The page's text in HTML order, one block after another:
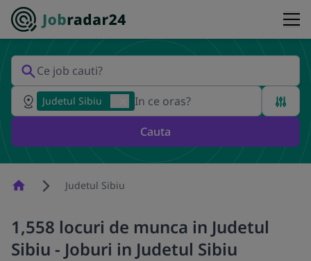
Judetul Sibiu
Cauta
HomepageJudetul Sibiu
1,558 locuri de munca in Judetul
Sibiu - Joburi in Judetul Sibiu